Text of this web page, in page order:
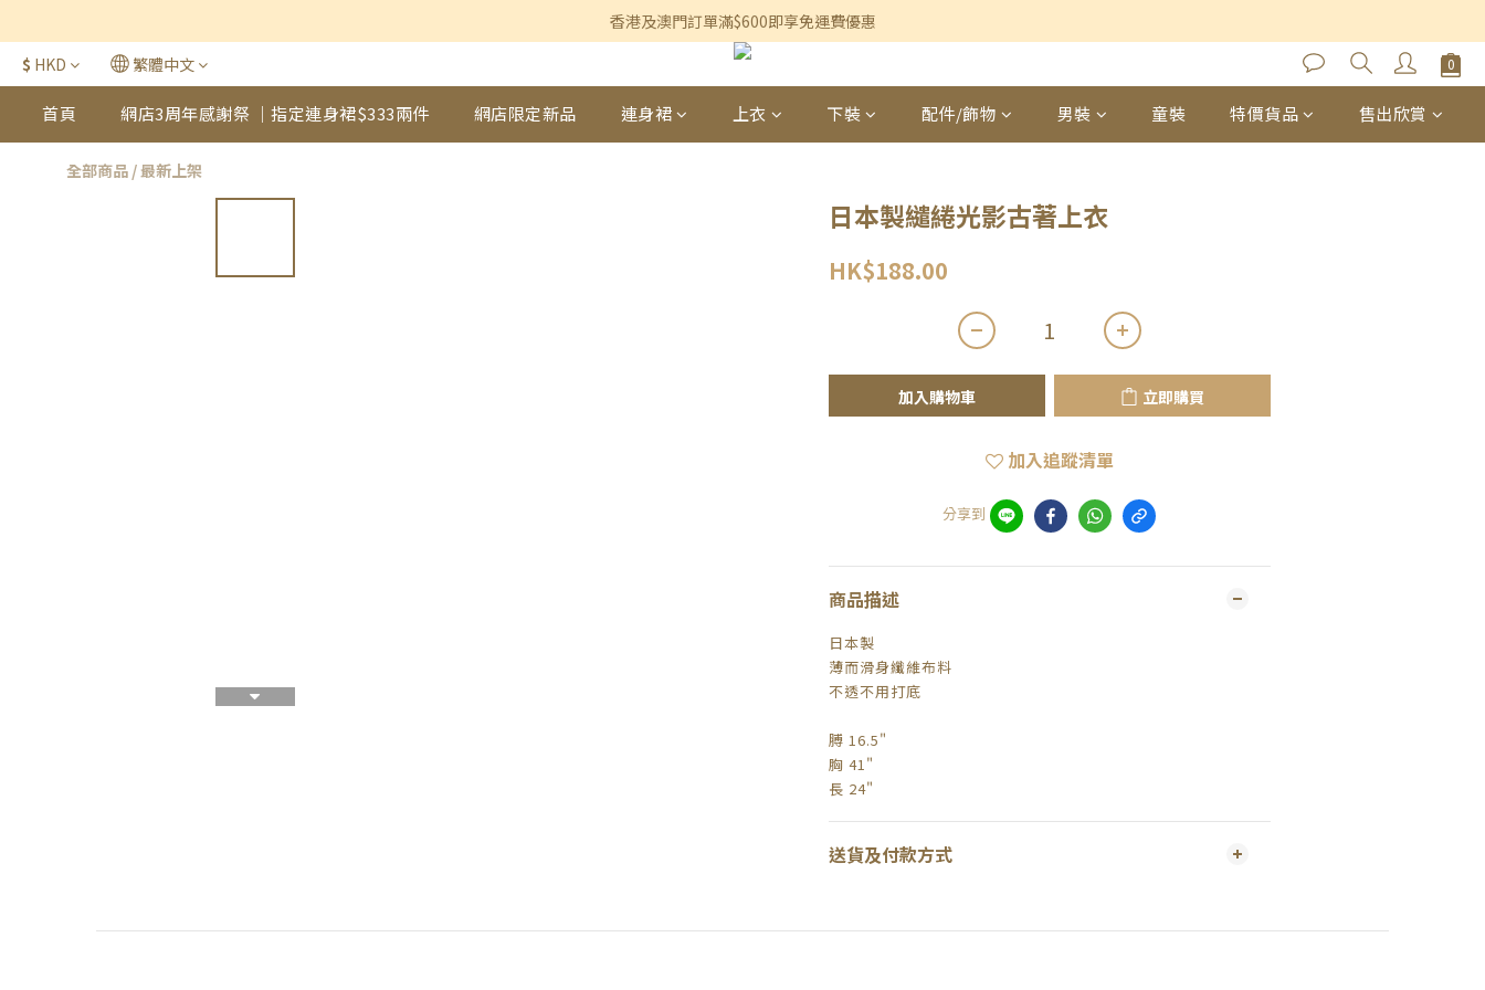
香港及澳門訂單滿$600即享免運費優惠
香港及澳門訂單滿$600即享免運費優惠
3個月內買滿$1,200可享永久九折優惠
香港及澳門訂單滿$600即享免運費優惠
$ HKD 繁體中文
首頁 網店3周年感謝祭 ｜指定連身裙$333兩件 網店限定新品 連身裙 上衣 下裝 配件/飾物 男裝 童裝 特價貨品 售出欣賞
全部商品 /最新上架
日本製繾綣光影古著上衣
HK$188.00
加入購物車 立即購買
加入追蹤清單
分享到
商品描述
日本製
薄而滑身纖維布料
不透不用打底
膊 16.5"
胸 41"
長 24"
送貨及付款方式
立即購買